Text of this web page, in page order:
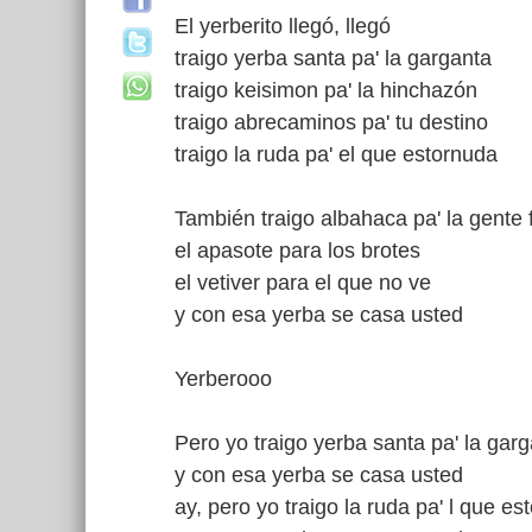
El yerberito llegó, llegó
traigo yerba santa pa' la garganta
traigo keisimon pa' la hinchazón
traigo abrecaminos pa' tu destino
traigo la ruda pa' el que estornuda
También traigo albahaca pa' la gente
el apasote para los brotes
el vetiver para el que no ve
y con esa yerba se casa usted
Yerberooo
Pero yo traigo yerba santa pa' la
y con esa yerba se casa usted
ay, pero yo traigo la ruda pa' l que